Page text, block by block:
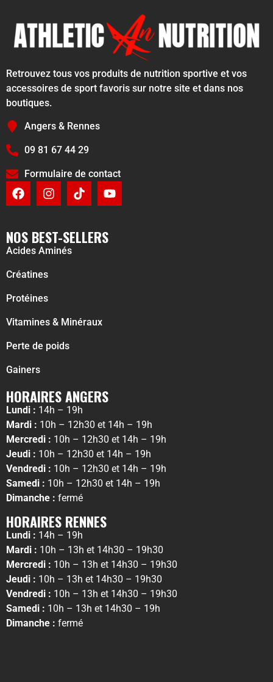
Retrouvez tous vos produits de nutrition sportive et vos
accessoires de sport favoris sur notre site et dans nos
boutiques.
Angers & Rennes
09 81 67 44 29
Formulaire de contact
NOS BEST-SELLERS
Acides Aminés
Créatines
Protéines
Vitamines & Minéraux
Perte de poids
Gainers
HORAIRES ANGERS
Lundi : 14h – 19h
Mardi : 10h – 12h30 et 14h – 19h
Mercredi : 10h – 12h30 et 14h – 19h
Jeudi : 10h – 12h30 et 14h – 19h
Vendredi : 10h – 12h30 et 14h – 19h
Samedi : 10h – 12h30 et 14h – 19h
Dimanche : fermé
HORAIRES RENNES
Lundi : 14h – 19h
Mardi : 10h – 13h et 14h30 – 19h30
Mercredi : 10h – 13h et 14h30 – 19h30
Jeudi : 10h – 13h et 14h30 – 19h30
Vendredi : 10h – 13h et 14h30 – 19h30
Samedi : 10h – 13h et 14h30 – 19h
Dimanche : fermé